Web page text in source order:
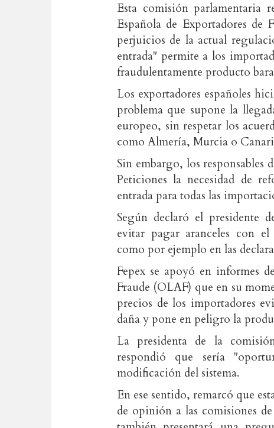
Esta comisión parlamentaria
Española de Exportadores de
perjuicios de la actual
entrada" permite a los
fraudulentamente producto
Los exportadores españoles
problema que supone la
europeo, sin respetar los
como Almería, Murcia o
Sin embargo, los
Peticiones la necesidad de
entrada para todas las
Según declaró el presidente
evitar pagar aranceles con
como por ejemplo en las
Fepex se apoyó en informes
Fraude (OLAF) que en su
precios de los importadores
daña y pone en peligro la
La presidenta de la
respondió que sería
modificación del sistema.
En ese sentido, remarcó que
de opinión a las comisiones